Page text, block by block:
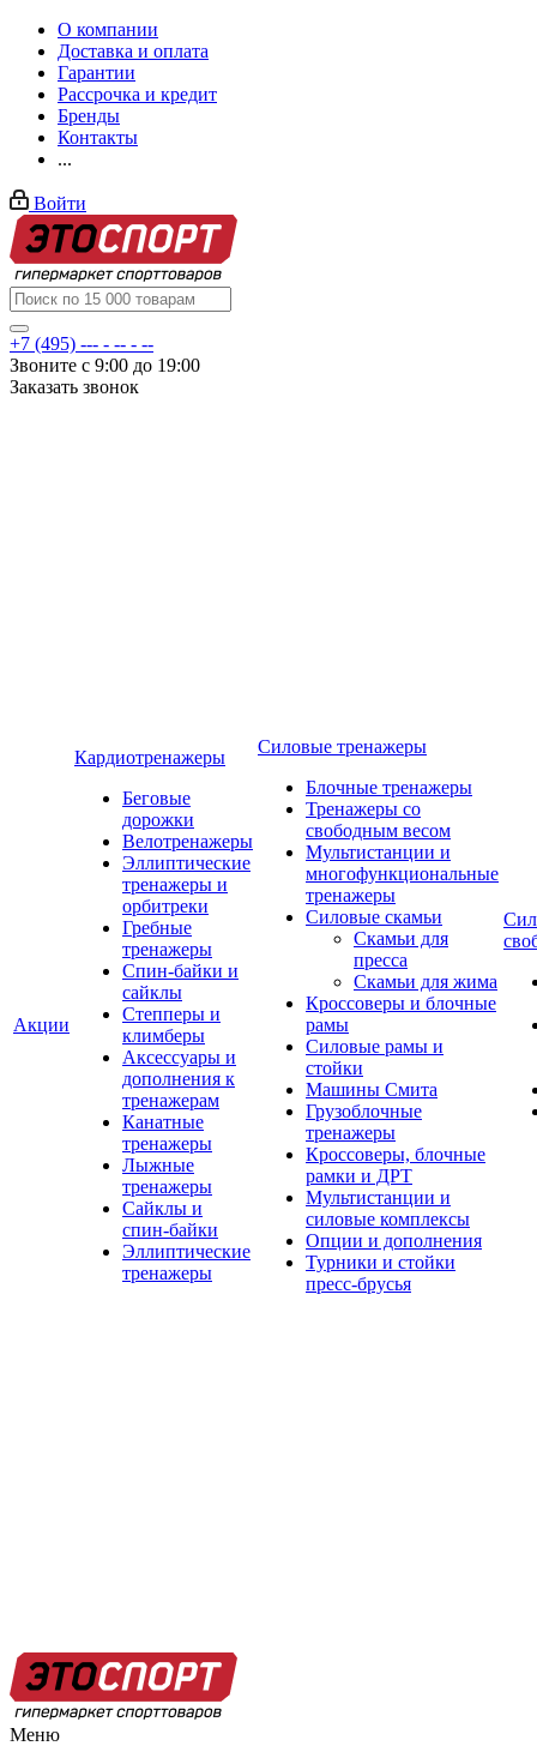
О компании
Доставка и оплата
Гарантии
Рассрочка и кредит
Бренды
Контакты
...
Войти
+7 (495) --- - -- - --
Звоните с 9:00 до 19:00
Заказать звонок
Акции
Кардиотренажеры
Беговые
дорожки
Велотренажеры
Эллиптические
тренажеры и
орбитреки
Гребные
тренажеры
Спин-байки и
сайклы
Степперы и
климберы
Аксессуары и
дополнения к
тренажерам
Канатные
тренажеры
Лыжные
тренажеры
Сайклы и
спин-байки
Эллиптические
тренажеры
Силовые тренажеры
Блочные тренажеры
Тренажеры со
свободным весом
Мультистанции и
многофункциональные
тренажеры
Силовые скамьи
Скамьи для
пресса
Скамьи для жима
Кроссоверы и блочные
рамы
Силовые рамы и
стойки
Машины Смита
Грузоблочные
тренажеры
Кроссоверы, блочные
рамки и ДРТ
Мультистанции и
силовые комплексы
Опции и дополнения
Турники и стойки
пресс-брусья
Меню